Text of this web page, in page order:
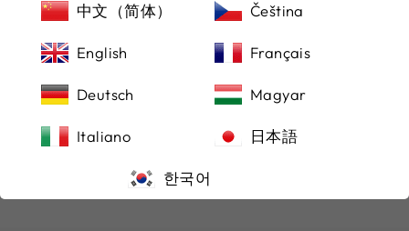
Ihre Sicherheit steht bei uns an erster Stelle – beim
Bezahlen und Versenden
garantieren, akzeptieren wir nicht nur Paypal,
können Sie die für Sie bequemste Zahlungsmethode
Versand verlassen.
中文（简体） Čeština
English Français
Deutsch Magyar
Italiano 日本語
한국어